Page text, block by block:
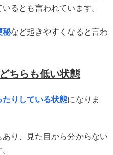
るとも言われています。
秘など起きやすくなると言わ
ちらも低い状態
りしている状態になりま
り、見た目から分からない